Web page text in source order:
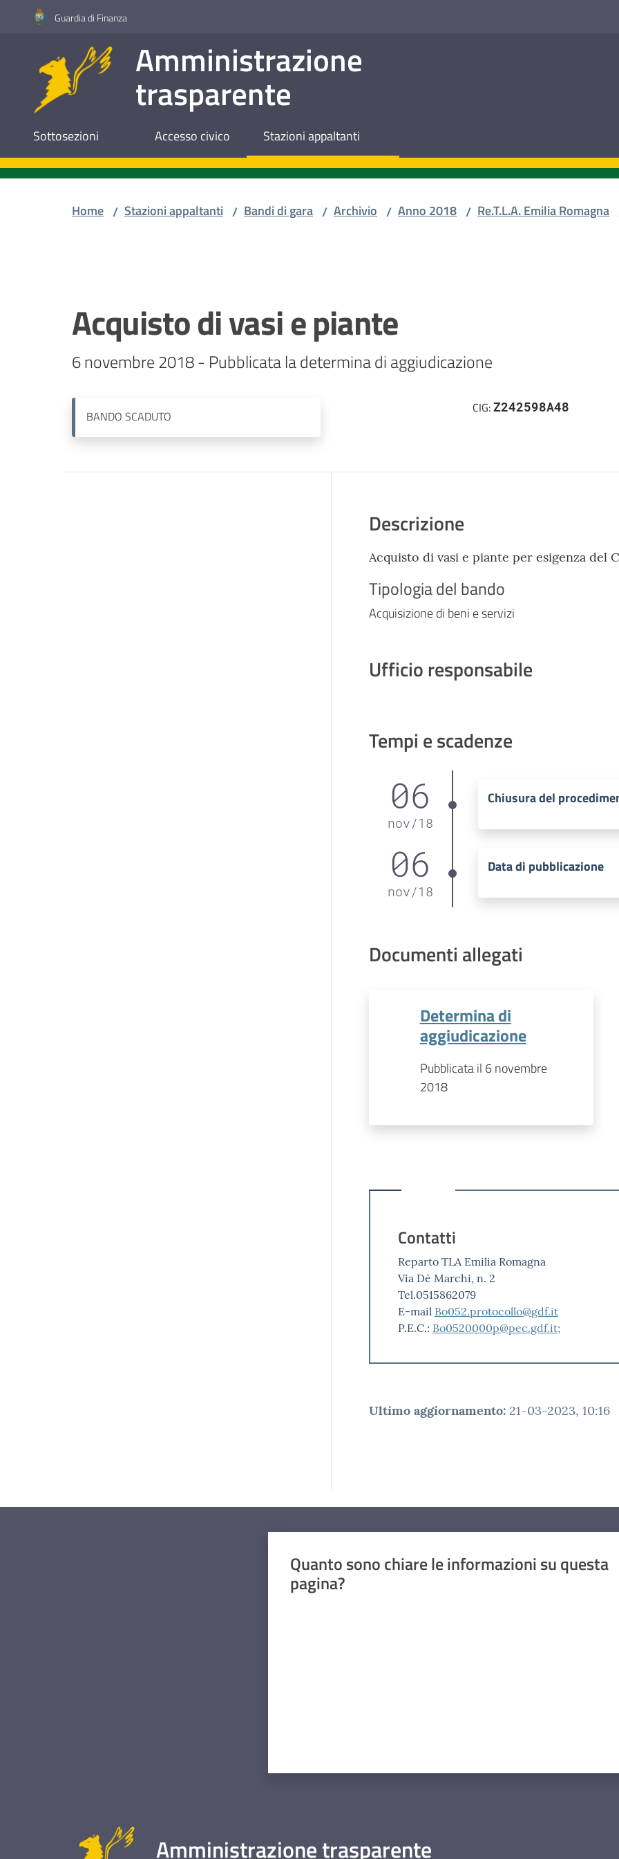
Vai al contenuto
Vai alla navigazione
Vai al footerGuardia di Finanza
Amministrazione
trasparente
Sottosezioni Accesso civico Stazioni appaltanti
Home / Stazioni appaltanti / Bandi di gara / Archivio / Anno 2018 / Re.T.L.A. Emilia Romagna
Acquisto di vasi e piante
6 novembre 2018 - Pubblicata la determina di aggiudicazione
BANDO SCADUTO
CIG:Z242598A48
Descrizione
Acquisto di vasi e piante per esigenza del
Tipologia del bando
Acquisizione di beni e servizi
Ufficio responsabile
Tempi e scadenze
06
nov/18
Chiusura del
06
nov/18
Data di pubblicazione
Documenti allegati
Determina di
aggiudicazione
Pubblicata il 6 novembre
2018
Contatti
Reparto TLA Emilia Romagna
Via Dè Marchi, n. 2
Tel.0515862079
E-mail Bo052.protocollo@gdf.it
P.E.C.: Bo0520000p@pec.gdf.it;
Ultimo aggiornamento: 21-03-2023, 10:16
Quanto sono chiare le informazioni su questa
pagina?
Amministrazione trasparente